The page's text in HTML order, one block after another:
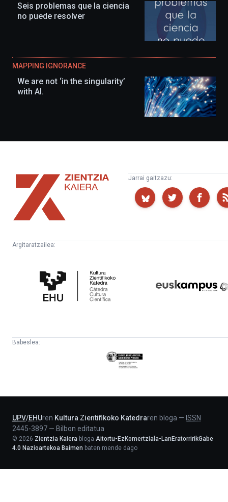
Seis problemas que la ciencia
no puede resolver
MAPPING IGNORANCE
We are not ‘in the singularity’
with AI.
Zientzia
Kaiera
Jarrai gaitzazu:
Argitaratzailea:
Zientifikoko
Katedra
Babeslea:
Eusko
Jaurlaritza
UPV/EHUren Kultura Zientifikoko Katedraren bloga — ISSN
2445-3897 — Bilbon editatua
© 2026 Zientzia Kaiera bloga Aitortu-EzKomertziala-LanEratorririkGabe
4.0 Nazioartekoa Baimen baten mende dago